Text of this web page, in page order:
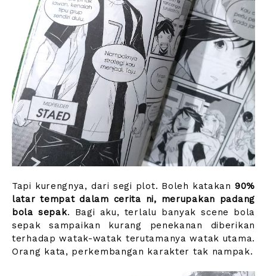
Tapi kurengnya, dari segi plot. Boleh katakan 90%
latar tempat dalam cerita ni, merupakan padang
bola sepak. Bagi aku, terlalu banyak scene bola
sepak sampaikan kurang penekanan diberikan
terhadap watak-watak terutamanya watak utama.
Orang kata, perkembangan karakter tak nampak.